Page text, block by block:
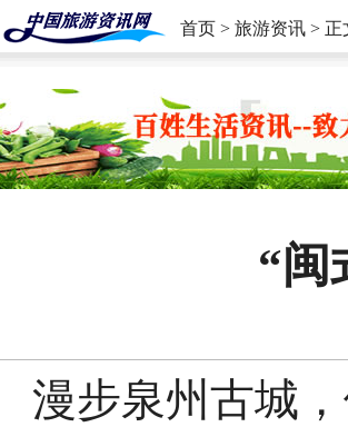
首页 > 旅游资讯 > 正
“闽
漫步泉州古城